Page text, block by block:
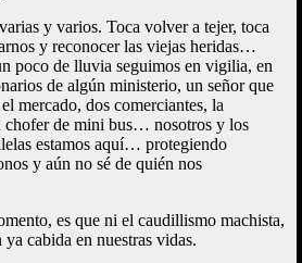
y varios. Toca volver a tejer, toca
y reconocer las viejas heridas…
poco de lluvia seguimos en vigilia, en
de algún ministerio, un señor que
mercado, dos comerciantes, la
chofer de mini bus… nosotros y los
estamos aquí… protegiendo
y aún no sé de quién nos
es que ni el caudillismo machista,
cabida en nuestras vidas.